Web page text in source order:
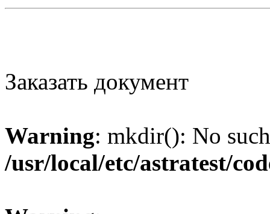
Заказать документ
Warning: mkdir(): No
/usr/local/etc/astratest/